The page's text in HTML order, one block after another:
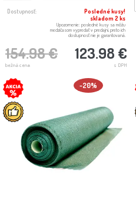
154.98 €
bežná cena
123.98 €
s DPH
Dostupnosť:
Posledné kusy!
skladom 2 ks
Upozornenie: posledné kusy sa môžu
medzičasom vypredať v predajni, preto ich
dostupnosť nie je garantovaná.
-20%